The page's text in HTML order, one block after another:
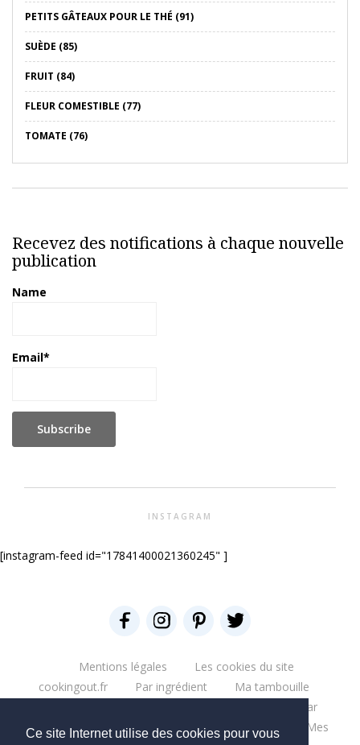
Ce site Internet utilise des cookies pour vous
PETITS GÂTEAUX POUR LE THÉ (91)
SUÈDE (85)
FRUIT (84)
FLEUR COMESTIBLE (77)
TOMATE (76)
Recevez des notifications à chaque nouvelle
publication
Name
Email*
INSTAGRAM
[instagram-feed id="17841400021360245" ]
Mentions légales
Les cookies du site
cookingout.fr
Par ingrédient
Ma tambouille
Par
ingrédient
Mes aventures Bonne table
Mes